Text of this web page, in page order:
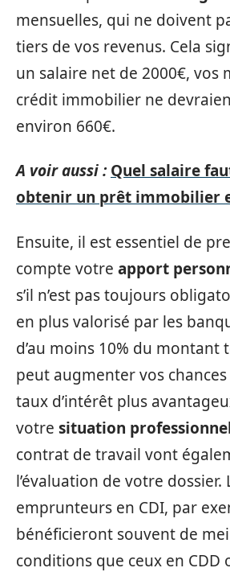
mensuelles, qui ne doivent
tiers de vos revenus. Cela
un salaire net de 2000€, vos
crédit immobilier ne
environ 660€.
A voir aussi : Quel salaire
obtenir un prêt immobilier
Ensuite, il est essentiel de
compte votre apport
s’il n’est pas toujours
en plus valorisé par les
d’au moins 10% du montant
peut augmenter vos chances
taux d’intérêt plus
votre situation
contrat de travail vont
l’évaluation de votre dossier.
emprunteurs en CDI, par
bénéficieront souvent de
conditions que ceux en CDD